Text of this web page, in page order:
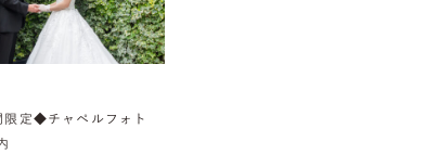
定◆チャペルフォト